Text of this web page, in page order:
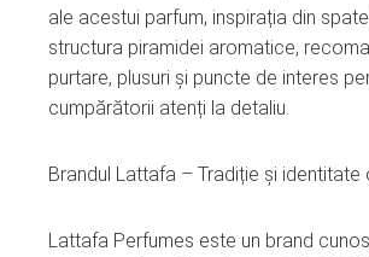
ale acestui parfum, inspirația din
structura piramidei aromatice,
purtare, plusuri și puncte de interes
cumpărătorii atenți la detaliu.
Brandul Lattafa – Tradiție și
Lattafa Perfumes este un brand